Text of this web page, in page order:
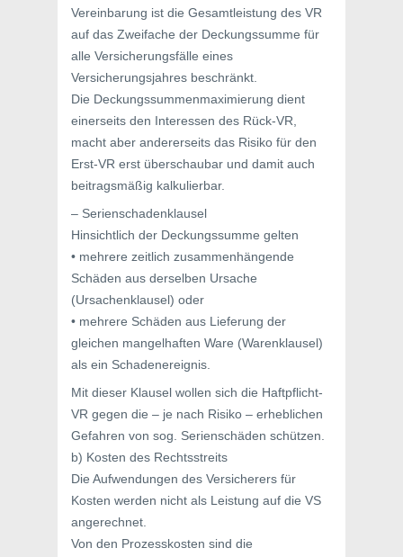
Vereinbarung ist die Gesamtleistung des VR
auf das Zweifache der Deckungssumme für
alle Versicherungsfälle eines
Versicherungsjahres beschränkt.
Die Deckungssummenmaximierung dient
einerseits den Interessen des Rück-VR,
macht aber andererseits das Risiko für den
Erst-VR erst überschaubar und damit auch
beitragsmäßig kalkulierbar.
– Serienschadenklausel
Hinsichtlich der Deckungssumme gelten
• mehrere zeitlich zusammenhängende
Schäden aus derselben Ursache
(Ursachenklausel) oder
• mehrere Schäden aus Lieferung der
gleichen mangelhaften Ware (Warenklausel)
als ein Schadenereignis.
Mit dieser Klausel wollen sich die Haftpflicht-
VR gegen die – je nach Risiko – erheblichen
Gefahren von sog. Serienschäden schützen.
b) Kosten des Rechtsstreits
Die Aufwendungen des Versicherers für
Kosten werden nicht als Leistung auf die VS
angerechnet.
Von den Prozesskosten sind die